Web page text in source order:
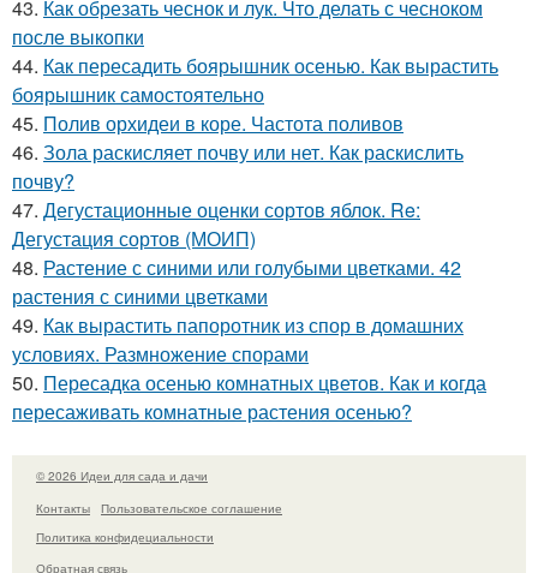
43. Как обрезать чеснок и лук. Что делать с чесноком
после выкопки
44. Как пересадить боярышник осенью. Как вырастить
боярышник самостоятельно
45. Полив орхидеи в коре. Частота поливов
46. Зола раскисляет почву или нет. Как раскислить
почву?
47. Дегустационные оценки сортов яблок. Re:
Дегустация сортов (МОИП)
48. Растение с синими или голубыми цветками. 42
растения с синими цветками
49. Как вырастить папоротник из спор в домашних
условиях. Размножение спорами
50. Пересадка осенью комнатных цветов. Как и когда
пересаживать комнатные растения осенью?
© 2026 Идеи для сада и дачи
Контакты
Пользовательское соглашение
Политика конфидециальности
Обратная связь